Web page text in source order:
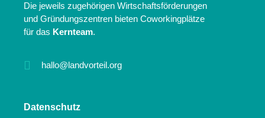
Die jeweils zugehörigen Wirtschaftsförderungen
und Gründungszentren bieten Coworkingplätze
für das Kernteam.
hallo@landvorteil.org
Datenschutz